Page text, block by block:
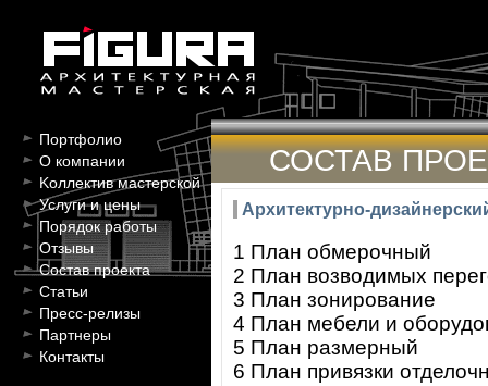
Портфолио
О компании
Kоллектив мастерской
Услуги и цены
Порядок работы
Отзывы
Состав проекта
Статьи
Пресс-релизы
Партнеры
Контакты
СОСТАВ
Архитектурно-
1 План обмерочный
2 План возводимых
3 План зонирование
4 План мебели и
5 План размерный
6 План привязки